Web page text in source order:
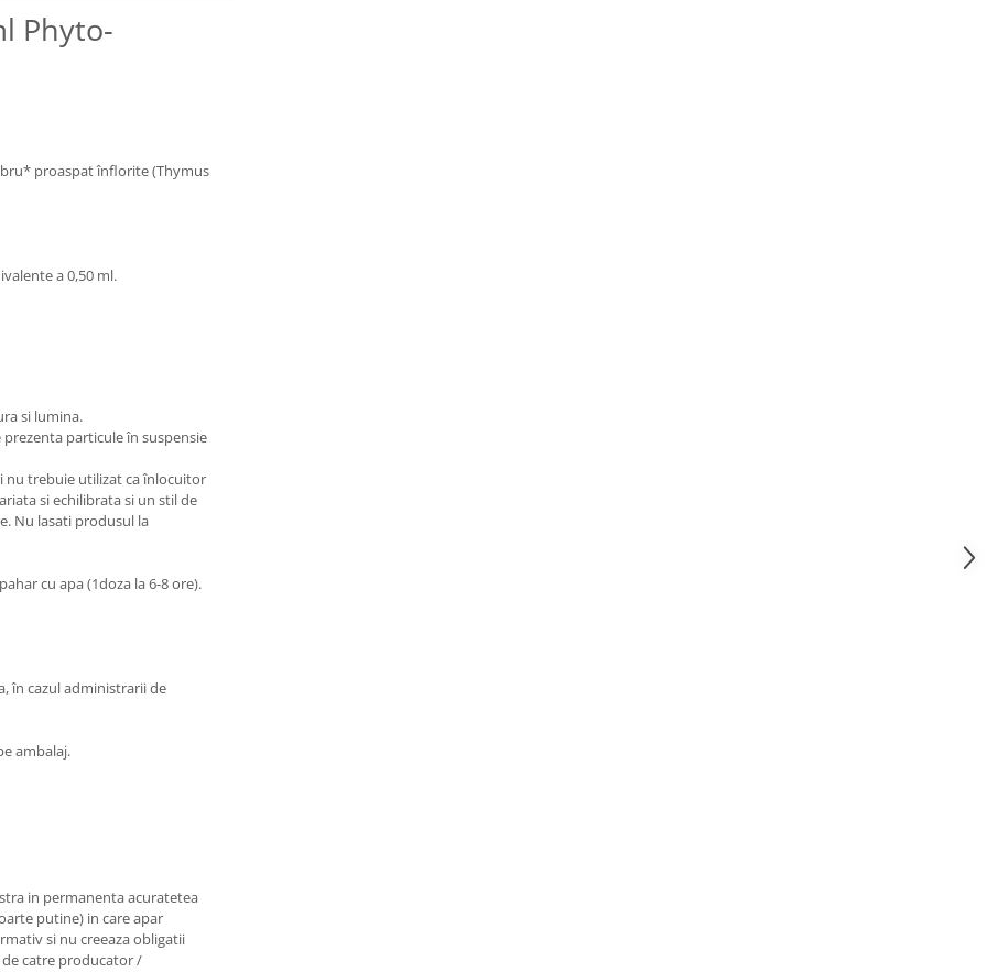
Phyto-
proaspat înflorite (Thymus
a 0,50 ml.
si lumina.
particule în suspensie
nu trebuie utilizat ca înlocuitor
si echilibrata si un stil de
Nu lasati produsul la
cu apa (1doza la 6-8 ore).
în cazul administrarii de
ambalaj.
in permanenta acuratetea
putine) in care apar
si nu creeaza obligatii
catre producator /